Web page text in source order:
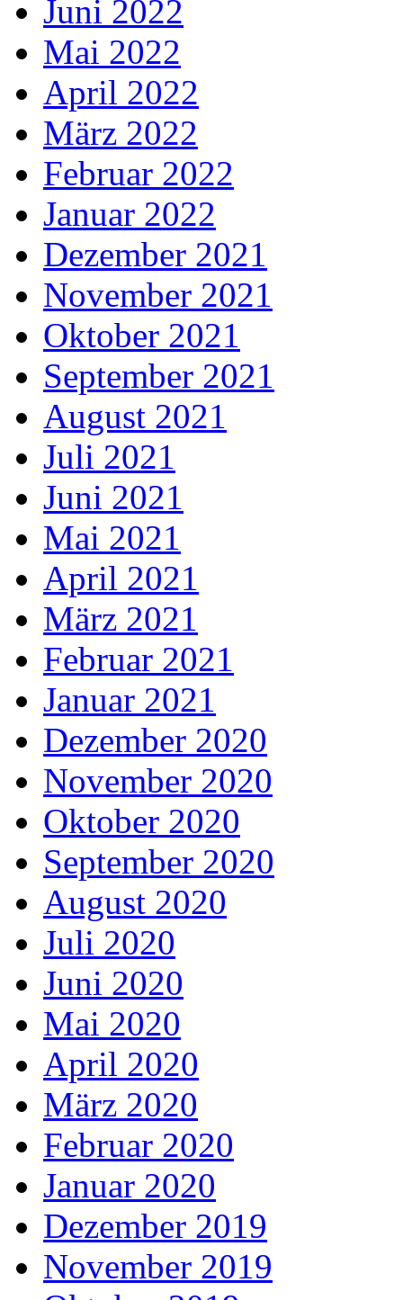
Juni 2022
Mai 2022
April 2022
März 2022
Februar 2022
Januar 2022
Dezember 2021
November 2021
Oktober 2021
September 2021
August 2021
Juli 2021
Juni 2021
Mai 2021
April 2021
März 2021
Februar 2021
Januar 2021
Dezember 2020
November 2020
Oktober 2020
September 2020
August 2020
Juli 2020
Juni 2020
Mai 2020
April 2020
März 2020
Februar 2020
Januar 2020
Dezember 2019
November 2019